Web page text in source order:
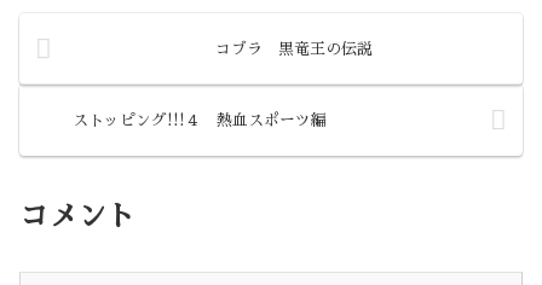
ね。前作をプレイしていな...
コブラ 黒竜王の伝説
ストッピング!!!４ 熱血スポーツ編
コメント